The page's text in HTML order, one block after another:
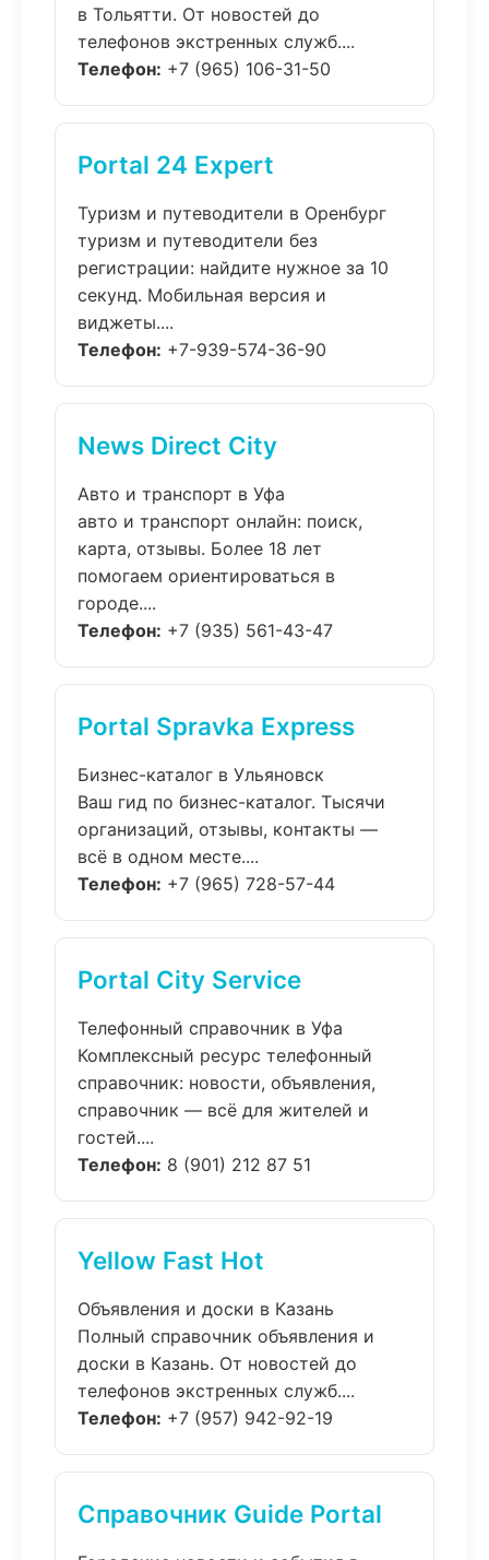
в Тольятти. От новостей до
телефонов экстренных служб....
Телефон: +7 (965) 106-31-50
Portal 24 Expert
Туризм и путеводители в Оренбург
туризм и путеводители без
регистрации: найдите нужное за 10
секунд. Мобильная версия и
виджеты....
Телефон: +7-939-574-36-90
News Direct City
Авто и транспорт в Уфа
авто и транспорт онлайн: поиск,
карта, отзывы. Более 18 лет
помогаем ориентироваться в
городе....
Телефон: +7 (935) 561-43-47
Portal Spravka Express
Бизнес-каталог в Ульяновск
Ваш гид по бизнес-каталог. Тысячи
организаций, отзывы, контакты —
всё в одном месте....
Телефон: +7 (965) 728-57-44
Portal City Service
Телефонный справочник в Уфа
Комплексный ресурс телефонный
справочник: новости, объявления,
справочник — всё для жителей и
гостей....
Телефон: 8 (901) 212 87 51
Yellow Fast Hot
Объявления и доски в Казань
Полный справочник объявления и
доски в Казань. От новостей до
телефонов экстренных служб....
Телефон: +7 (957) 942-92-19
Справочник Guide Portal